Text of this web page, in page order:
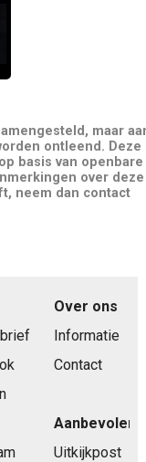
maar
ontleend. Deze
basis van openbare
over deze
neem dan contact
Over ons
Informatie
Contact
Aanbevolen
Uitkijkpost